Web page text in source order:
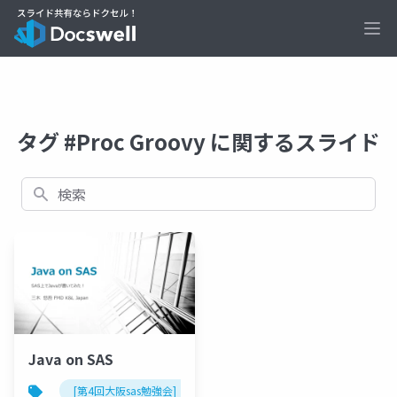
タグ #Proc Groovy に関するスライド
検索
Java on SAS
[第4回大阪sas勉強会]